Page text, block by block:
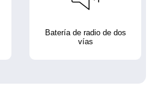
Batería de radio de dos
vías